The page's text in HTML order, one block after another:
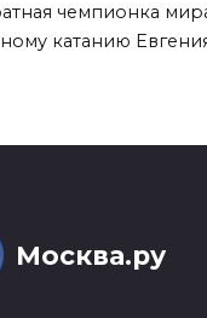
чемпионка
катанию
Москва.ру